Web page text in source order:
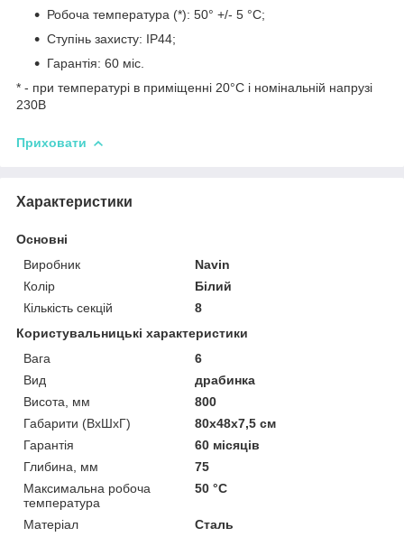
Робоча температура (*): 50° +/- 5 °C;
Ступінь захисту: IP44;
Гарантія: 60 міс.
* - при температурі в приміщенні 20°С і номінальній напрузі
230В
Приховати
Характеристики
Основні
Виробник
Navin
Колір
Білий
Кількість секцій
8
Користувальницькі характеристики
Вага
6
Вид
драбинка
Висота, мм
800
Габарити (ВхШхГ)
80x48x7,5 см
Гарантія
60 місяців
Глибина, мм
75
Максимальна робоча
температура
50 °С
Матеріал
Сталь